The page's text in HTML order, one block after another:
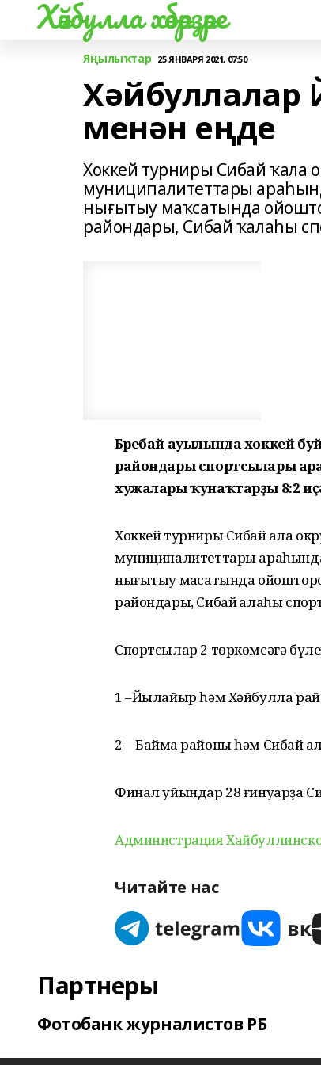
Хәйбулла хәбәрҙәре
Яңылыҡтар 25 ЯНВАРЯ 2021, 07:50
Хәйбуллалар
менән еңде
Хоккей турниры Сибай ҡала
муниципалитеттары
нығытыу маҡсатында
райондары, Сибай ҡалаһы
Бүребай ауылында хоккей
райондары спортсылары
хужалары ҡунаҡтарҙы 8:2
Хоккей турниры Сибай ҡала
муниципалитеттары
нығытыу маҡсатында
райондары, Сибай ҡалаһы
Спортсылар 2 төркөмсәгә
1 –Йылайыр һәм Хәйбулла
2—Баймаҡ районы һәм Сибай
Финал уйындар 28 ғинуарҙа
Администрация
Читайте нас
Партнеры
Фотобанк журналистов РБ